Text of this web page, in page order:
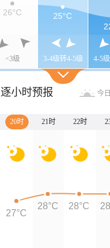
<3级 3-4级转4-5级 4-5
26°C
25°C
逐小时预报 今
20时 21时 22时
27°C
28°C 28°C